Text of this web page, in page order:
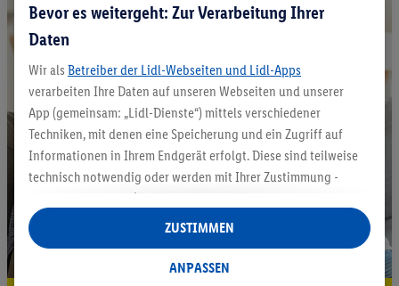
Bevor es weitergeht: Zur Verarbeitung Ihrer
Daten
Wir als Betreiber der Lidl-Webseiten und Lidl-Apps
verarbeiten Ihre Daten auf unseren Webseiten und unserer
App (gemeinsam: „Lidl-Dienste“) mittels verschiedener
Techniken, mit denen eine Speicherung und ein Zugriff auf
Informationen in Ihrem Endgerät erfolgt. Diese sind teilweise
technisch notwendig oder werden mit Ihrer Zustimmung -
auch durch Partner (u.a.
Verantwortliche; im Zusammenhang mit dem IAB TCF
insgesamt
Statistik-Erstellung oder für personalisierte Werbung
ANPASSEN
ZUSTIMMEN